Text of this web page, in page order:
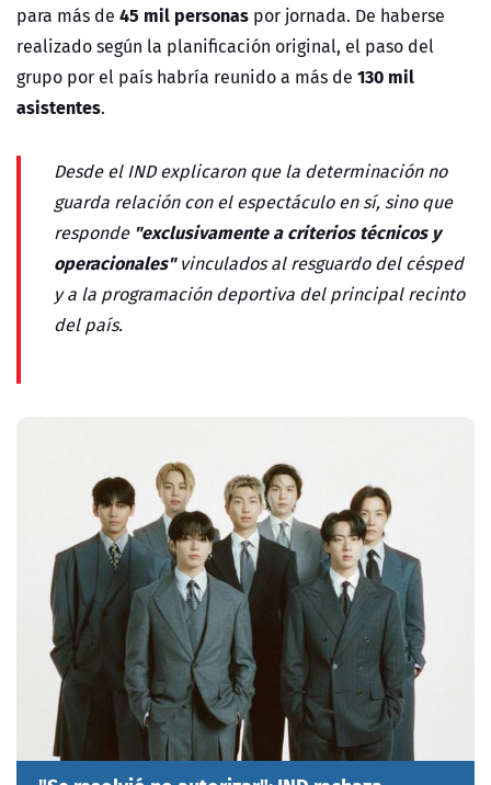
para más de 45 mil personas por jornada. De haberse
realizado según la planificación original, el paso del
grupo por el país habría reunido a más de 130 mil
asistentes.
Desde el IND explicaron que la determinación no
guarda relación con el espectáculo en sí, sino que
responde "exclusivamente a criterios técnicos y
operacionales"vinculados al resguardo del césped
y a la programación deportiva del principal recinto
del país.